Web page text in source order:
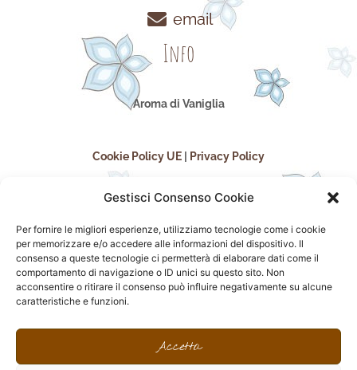
Gestisci Consenso Cookie
Per fornire le migliori esperienze, utilizziamo tecnologie come i cookie
per memorizzare e/o accedere alle informazioni del dispositivo. Il
consenso a queste tecnologie ci permetterà di elaborare dati come il
comportamento di navigazione o ID unici su questo sito. Non
acconsentire o ritirare il consenso può influire negativamente su alcune
caratteristiche e funzioni.
Accetta
email
Info
Aroma di Vaniglia
Cookie Policy UE Privacy Policy
seguici sui social
F
I
n
P
i
F